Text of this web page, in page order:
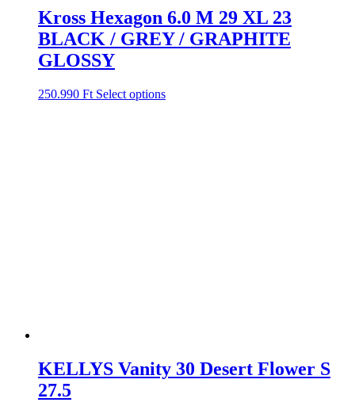
Kross Hexagon 6.0 M 29 XL 23
BLACK / GREY / GRAPHITE
GLOSSY
250.990 Ft Select options
KELLYS Vanity 30 Desert Flower S
27.5